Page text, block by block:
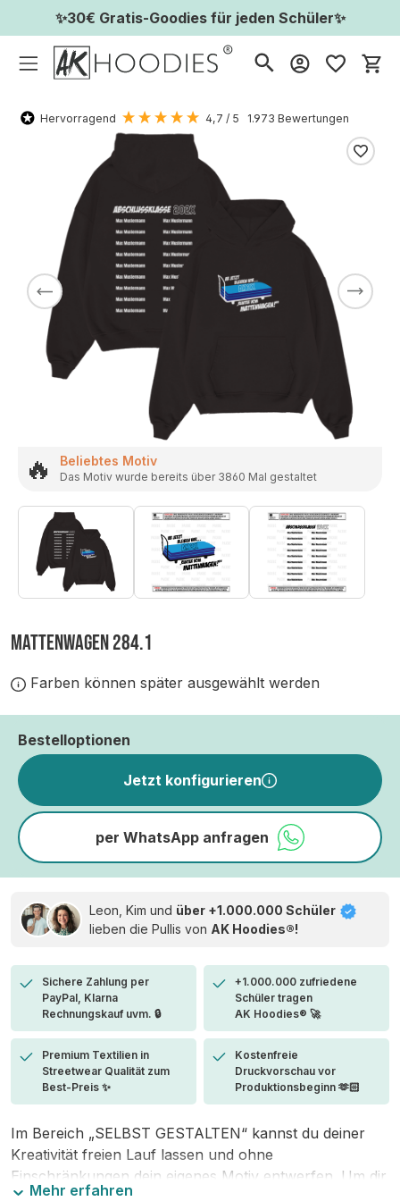
✨30€ Gratis-Goodies für jeden Schüler✨
Hervorragend 4,7 / 5 1.973 Bewertungen
🔥 Beliebtes Motiv
Das Motiv wurde bereits über 3860 Mal gestaltet
MATTENWAGEN 284.1
Farben können später ausgewählt werden
Bestelloptionen
Jetzt konfigurieren
per WhatsApp anfragen
Leon, Kim und über +1.000.000 Schüler
lieben die Pullis von AK Hoodies®!
Sichere Zahlung per
PayPal, Klarna
Rechnungskauf uvm. 🔒
+1.000.000 zufriedene
Schüler tragen
AK Hoodies® 🚀
Premium Textilien in
Streetwear Qualität zum
Best-Preis ✨
Kostenfreie
Druckvorschau vor
Produktionsbeginn 🫶🏻
Im Bereich „SELBST GESTALTEN“ kannst du deiner
Kreativität freien Lauf lassen und ohne
Einschränkungen dein eigenes Motiv entwerfen. Um dir
Mehr erfahren